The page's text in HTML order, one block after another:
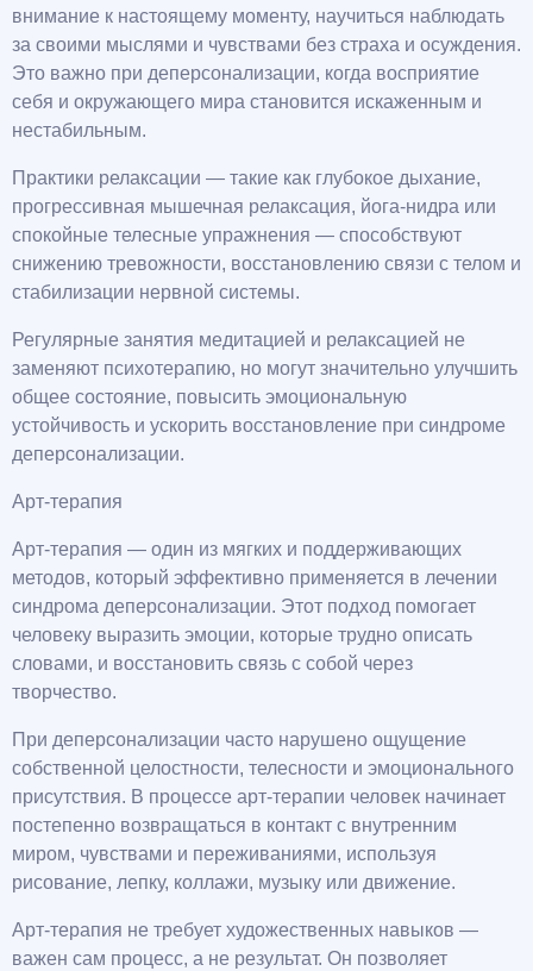
внимание к настоящему моменту, научиться наблюдать
за своими мыслями и чувствами без страха и осуждения.
Это важно при деперсонализации, когда восприятие
себя и окружающего мира становится искаженным и
нестабильным.
Практики релаксации — такие как глубокое дыхание,
прогрессивная мышечная релаксация, йога-нидра или
спокойные телесные упражнения — способствуют
снижению тревожности, восстановлению связи с телом и
стабилизации нервной системы.
Регулярные занятия медитацией и релаксацией не
заменяют психотерапию, но могут значительно улучшить
общее состояние, повысить эмоциональную
устойчивость и ускорить восстановление при синдроме
деперсонализации.
Арт-терапия
Арт-терапия — один из мягких и поддерживающих
методов, который эффективно применяется в лечении
синдрома деперсонализации. Этот подход помогает
человеку выразить эмоции, которые трудно описать
словами, и восстановить связь с собой через
творчество.
При деперсонализации часто нарушено ощущение
собственной целостности, телесности и эмоционального
присутствия. В процессе арт-терапии человек начинает
постепенно возвращаться в контакт с внутренним
миром, чувствами и переживаниями, используя
рисование, лепку, коллажи, музыку или движение.
Арт-терапия не требует художественных навыков —
важен сам процесс, а не результат. Он позволяет